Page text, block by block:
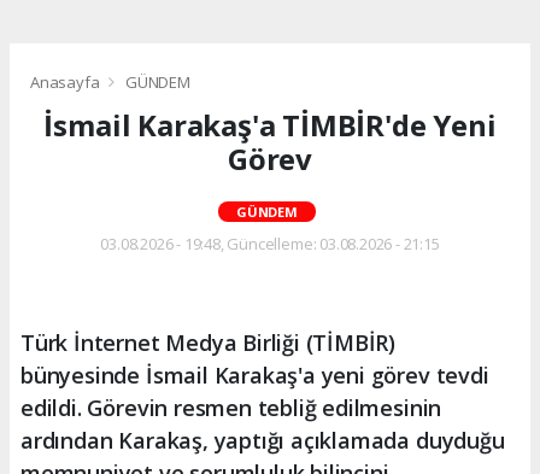
Anasayfa GÜNDEM
İsmail Karakaş'a TİMBİR'de Yeni
Görev
GÜNDEM
03.08.2026 - 19:48, Güncelleme: 03.08.2026 - 21:15
Türk İnternet Medya Birliği (TİMBİR)
bünyesinde İsmail Karakaş'a yeni görev tevdi
edildi. Görevin resmen tebliğ edilmesinin
ardından Karakaş, yaptığı açıklamada duyduğu